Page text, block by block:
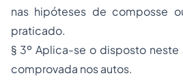
nas hipóteses de composse
praticado.
§ 3º Aplica-se o disposto neste
comprovada nos autos.